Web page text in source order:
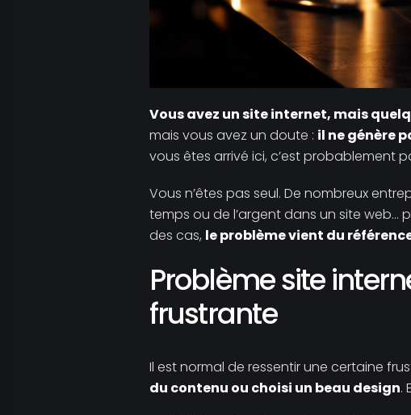
Vous avez un site internet, mais
mais vous avez un doute : il ne génère
vous êtes arrivé ici, c’est probablement
Vous n’êtes pas seul. De nombreux
temps ou de l’argent dans un site web…
des cas, le problème vient du
Problème site
frustrante
Il est normal de ressentir une certaine
du contenu ou choisi un beau design.